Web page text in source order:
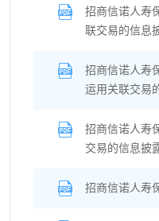
招商信诺人寿
联交易的信息
招商信诺人寿
运用关联交易
招商信诺人寿
交易的信息披
招商信诺人寿